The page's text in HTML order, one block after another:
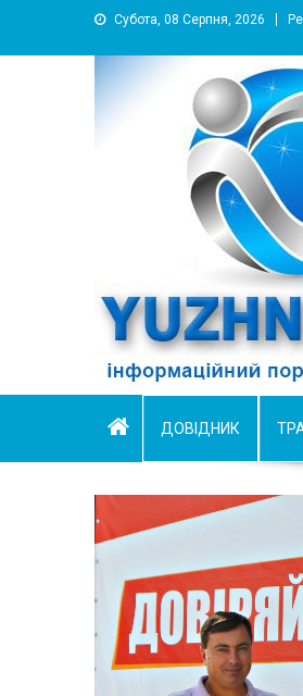
Субота, 08 Серпня, 2026
информационный
ДОВІДНИК